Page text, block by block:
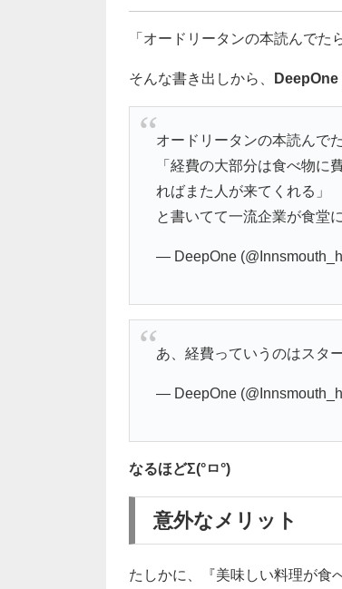
「オードリータンの本読んでた
そんな書き出しから、 DeepOne
オードリータンの本読んで
「経費の大部分は食べ物に
ればまた人が来てくれる」
と書いてて一流企業が食堂
— DeepOne
あ、経費っていうのはスタ
— DeepOne
なるほどΣ(°ㅁ°)
意外なメリット
たしかに、『美味しい料理が食